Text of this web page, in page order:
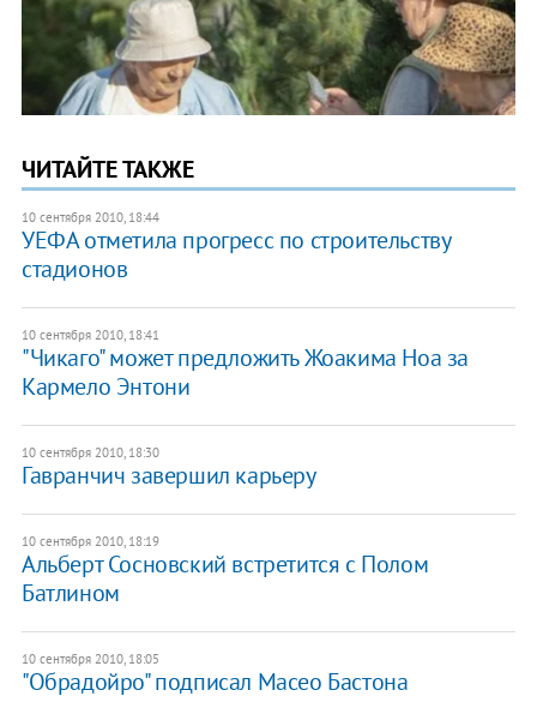
ЧИТАЙТЕ ТАКЖЕ
10 сентября 2010, 18:44
УЕФА отметила прогресс по строительству
стадионов
10 сентября 2010, 18:41
"Чикаго" может предложить Жоакима Ноа за
Кармело Энтони
10 сентября 2010, 18:30
Гавранчич завершил карьеру
10 сентября 2010, 18:19
Альберт Сосновский встретится с Полом
Батлином
10 сентября 2010, 18:05
"Обрадойро" подписал Масео Бастона